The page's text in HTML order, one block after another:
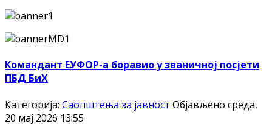
Командант ЕУФОР-а боравио у званичној посјети
ПБД БиХ
Категорија: Саопштења за јавност Објављено среда,
20 мај 2026 13:55